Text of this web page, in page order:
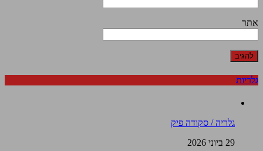
אתר
גלריות
גלריה / סקודה פיק
29 ביוני 2026